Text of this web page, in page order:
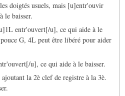
doigtés usuels, mais [u]entr'ouvir
le baisser.
entr'ouvert[/u], ce qui aide à le
G, 4L peut être libéré pour aider
u], ce qui aide à le baisser.
ajoutant la 2è clef de registre à la 3è.